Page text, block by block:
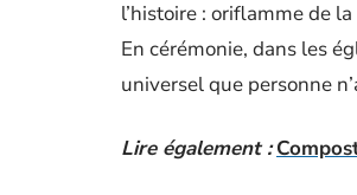
l’histoire : oriflamme de
En cérémonie, dans les
universel que personne
Lire également :